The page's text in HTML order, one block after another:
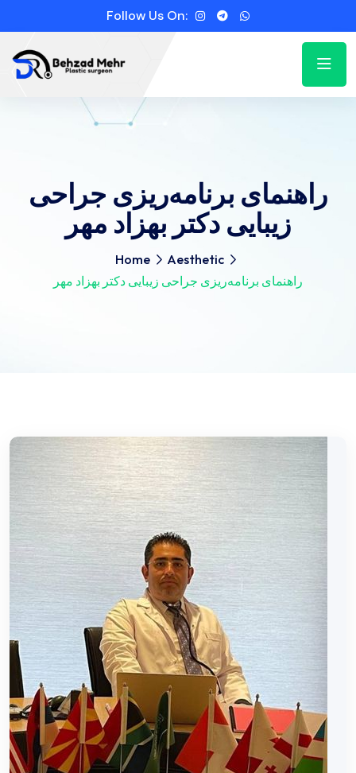
Follow Us On:
راهنمای برنامه‌ریزی جراحی
زیبایی دکتر بهزاد مهر
Home
Aesthetic
راهنمای برنامه‌ریزی جراحی زیبایی دکتر بهزاد مهر